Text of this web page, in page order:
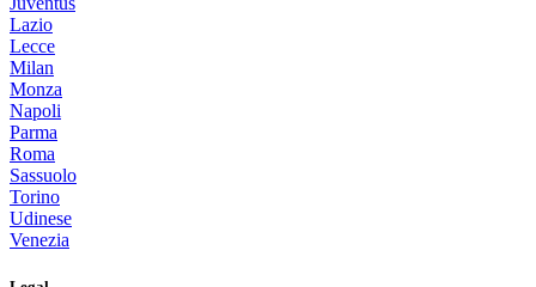
Lazio
Lecce
Milan
Monza
Napoli
Parma
Roma
Sassuolo
Torino
Udinese
Venezia